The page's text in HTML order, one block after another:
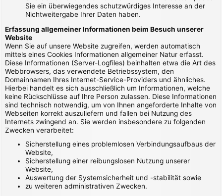
Sie ein überwiegendes schutzwürdiges Interesse an der
Nichtweitergabe Ihrer Daten haben.
Erfassung allgemeiner Informationen beim Besuch unserer
Website
Wenn Sie auf unsere Website zugreifen, werden automatisch
mittels eines Cookies Informationen allgemeiner Natur erfasst.
Diese Informationen (Server-Logfiles) beinhalten etwa die Art des
Webbrowsers, das verwendete Betriebssystem, den
Domainnamen Ihres Internet-Service-Providers und ähnliches.
Hierbei handelt es sich ausschließlich um Informationen, welche
keine Rückschlüsse auf Ihre Person zulassen. Diese Informationen
sind technisch notwendig, um von Ihnen angeforderte Inhalte von
Webseiten korrekt auszuliefern und fallen bei Nutzung des
Internets zwingend an. Sie werden insbesondere zu folgenden
Zwecken verarbeitet:
Sicherstellung eines problemlosen Verbindungsaufbaus der
Website,
Sicherstellung einer reibungslosen Nutzung unserer
Website,
Auswertung der Systemsicherheit und -stabilität sowie
zu weiteren administrativen Zwecken.